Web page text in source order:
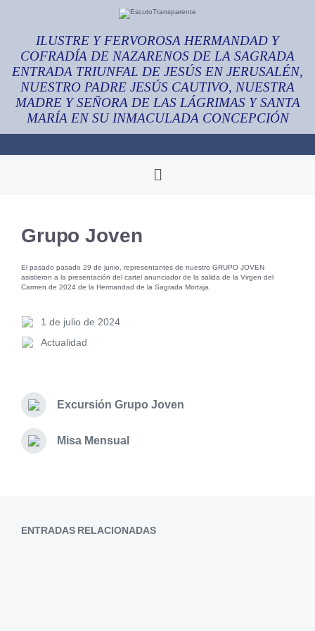
ILUSTRE Y FERVOROSA HERMANDAD Y
COFRADÍA DE NAZARENOS DE LA SAGRADA
ENTRADA TRIUNFAL DE JESÚS EN JERUSALÉN,
NUESTRO PADRE JESÚS CAUTIVO, NUESTRA
MADRE Y SEÑORA DE LAS LÁGRIMAS Y SANTA
MARÍA EN SU INMACULADA CONCEPCIÓN
Grupo Joven
El pasado pasado 29 de junio, representantes de nuestro GRUPO JOVEN
asistieron a la presentación del cartel anunciador de la salida de la Virgen del
Carmen de 2024 de la Hermandad de la Sagrada Mortaja.
1 de julio de 2024
Actualidad
Excursión Grupo Joven
Misa Mensual
ENTRADAS RELACIONADAS